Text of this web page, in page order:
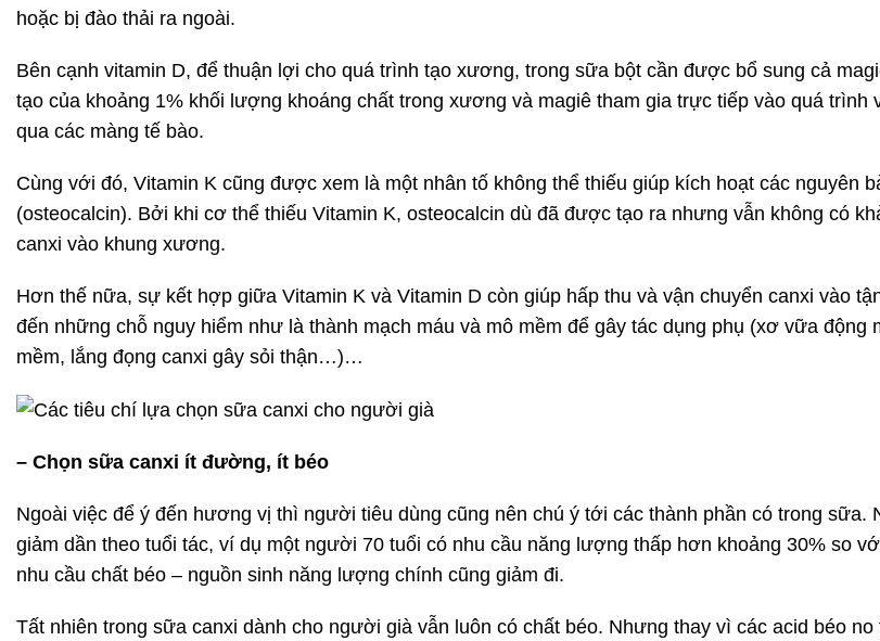
hoặc bị đào thải ra ngoài.
Bên cạnh vitamin D, để thuận lợi cho quá trình tạo xương, trong sữa bột cần được bổ sung cả
tạo của khoảng 1% khối lượng khoáng chất trong xương và magiê tham gia trực tiếp vào quá trình
qua các màng tế bào.
Cùng với đó, Vitamin K cũng được xem là một nhân tố không thể thiếu giúp kích hoạt các nguyên
(osteocalcin). Bởi khi cơ thể thiếu Vitamin K, osteocalcin dù đã được tạo ra nhưng vẫn không có
canxi vào khung xương.
Hơn thế nữa, sự kết hợp giữa Vitamin K và Vitamin D còn giúp hấp thu và vận chuyển canxi vào
đến những chỗ nguy hiểm như là thành mạch máu và mô mềm để gây tác dụng phụ (xơ vữa động
mềm, lắng đọng canxi gây sỏi thận…)…
– Chọn sữa canxi ít đường, ít béo
Ngoài việc để ý đến hương vị thì người tiêu dùng cũng nên chú ý tới các thành phần có trong sữa.
giảm dần theo tuổi tác, ví dụ một người 70 tuổi có nhu cầu năng lượng thấp hơn khoảng 30% so
nhu cầu chất béo – nguồn sinh năng lượng chính cũng giảm đi.
Tất nhiên trong sữa canxi dành cho người già vẫn luôn có chất béo. Nhưng thay vì các acid béo no